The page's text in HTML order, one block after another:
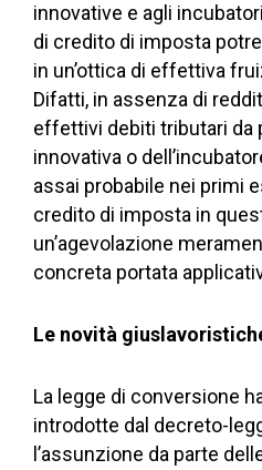
innovative e agli
di credito di imposta
in un’ottica di effettiva
Difatti, in assenza di
effettivi debiti tributari da
innovativa o
assai probabile nei primi
credito di imposta in
un’agevolazione
concreta portata
Le novità
La legge di conversione
introdotte dal decreto-
l’assunzione da parte